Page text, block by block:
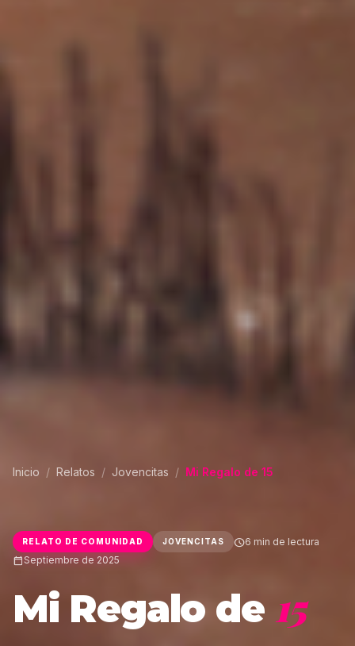
Inicio / Relatos / Jovencitas / Mi Regalo de 15
RELATO DE COMUNIDAD JOVENCITAS schedule6 min de lectura
calendar_todaySeptiembre de 2025
Mi Regalo de 15